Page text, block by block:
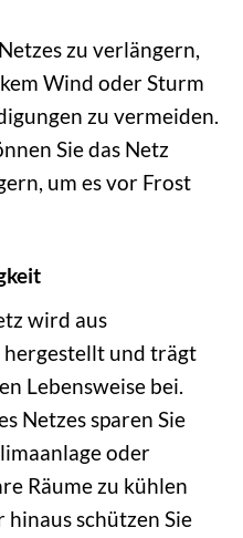
zu verlängern,
Wind oder Sturm
zu vermeiden.
Sie das Netz
um es vor Frost
wird aus
und trägt
Lebensweise bei.
Netzes sparen Sie
oder
Räume zu kühlen
schützen Sie